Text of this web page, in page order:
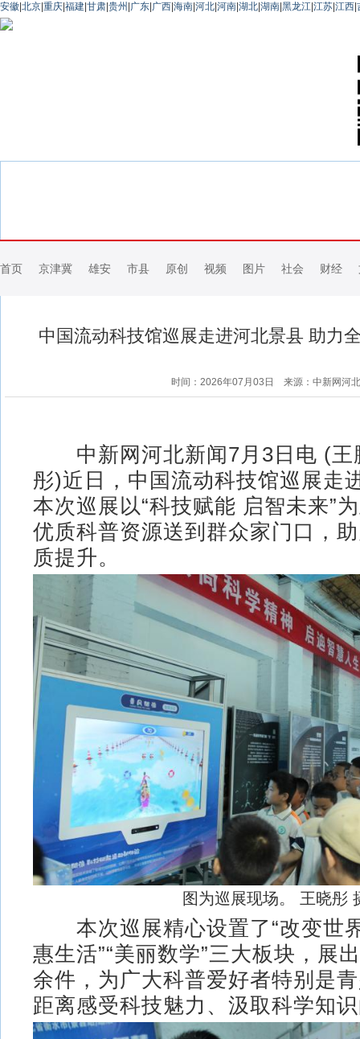
安徽 北京 重庆 福建 甘肃 贵州 广东 广西 海南 河北 河南 湖北 湖南 黑龙江 江苏 江西
首页 京津冀 雄安 市县 原创 视频 图片 社会 财经
中国流动科技馆巡展走进河北景县 助力
时间：2026年07月03日 来源：中新网河北
中新网河北新闻7月3日电 (王
彤)近日，中国流动科技馆巡展走
本次巡展以“科技赋能 启智未来”
优质科普资源送到群众家门口，
质提升。
图为巡展现场。 王晓彤
本次巡展精心设置了“改变世界
惠生活”“美丽数学”三大板块，展
余件，为广大科普爱好者特别是
距离感受科技魅力、汲取科学知